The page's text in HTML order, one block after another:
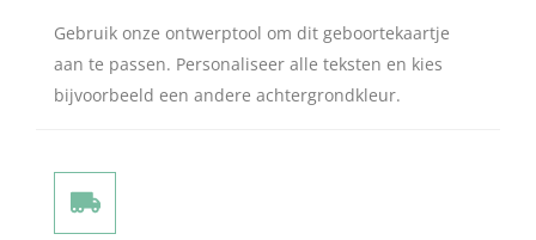
Gebruik onze ontwerptool om dit geboortekaartje
aan te passen. Personaliseer alle teksten en kies
bijvoorbeeld een andere achtergrondkleur.